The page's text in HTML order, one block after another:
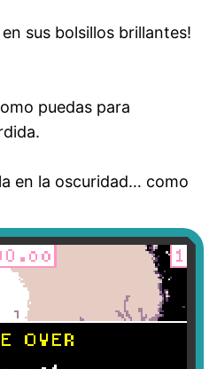
sus bolsillos brillantes!
puedas para
en la oscuridad… como